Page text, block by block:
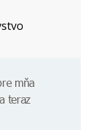
mňa
teraz